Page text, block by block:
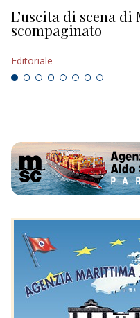
L’uscita di scena
scompaginato
Editoriale